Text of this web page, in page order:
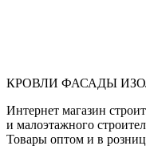
КРОВЛИ ФАСАДЫ
Интернет магазин
и малоэтажного
Товары оптом и в